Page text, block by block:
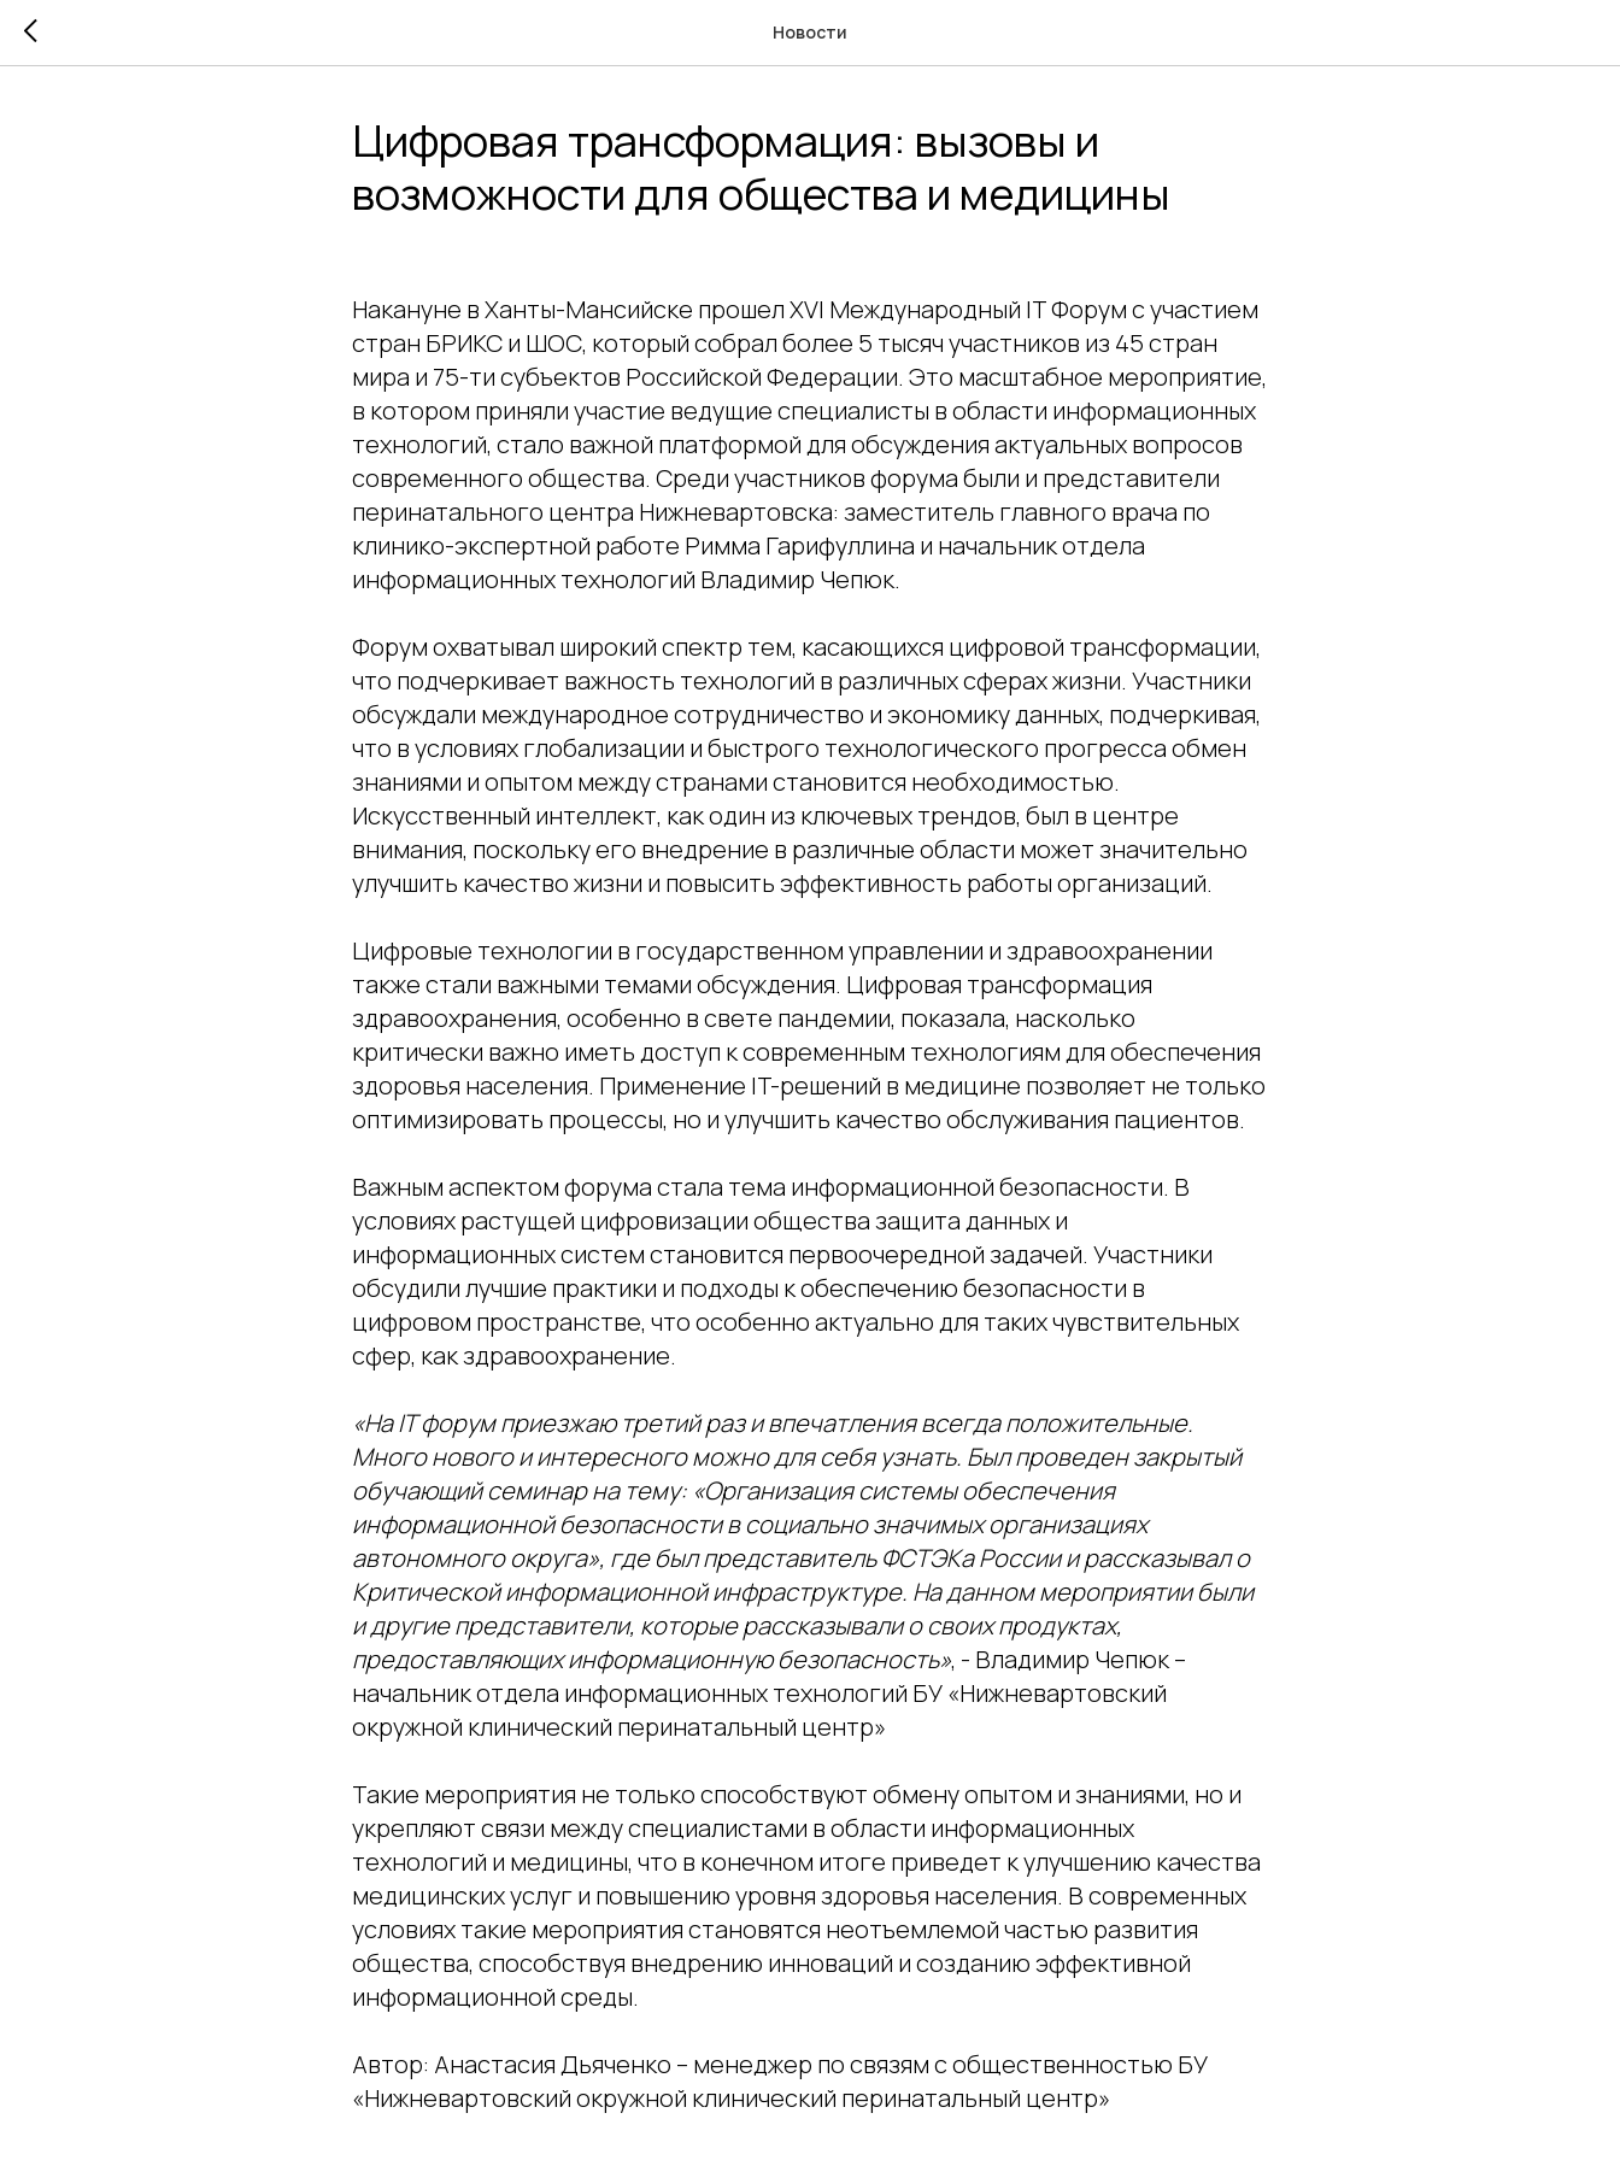
Новости
Цифровая трансформация: вызовы и
возможности для общества и медицины
Накануне в Ханты-Мансийске прошел XVI Международный IT Форум с участием
стран БРИКС и ШОС, который собрал более 5 тысяч участников из 45 стран
мира и 75-ти субъектов Российской Федерации. Это масштабное мероприятие,
в котором приняли участие ведущие специалисты в области информационных
технологий, стало важной платформой для обсуждения актуальных вопросов
современного общества. Среди участников форума были и представители
перинатального центра Нижневартовска: заместитель главного врача по
клинико-экспертной работе Римма Гарифуллина и начальник отдела
информационных технологий Владимир Чепюк.
Форум охватывал широкий спектр тем, касающихся цифровой трансформации,
что подчеркивает важность технологий в различных сферах жизни. Участники
обсуждали международное сотрудничество и экономику данных, подчеркивая,
что в условиях глобализации и быстрого технологического прогресса обмен
знаниями и опытом между странами становится необходимостью.
Искусственный интеллект, как один из ключевых трендов, был в центре
внимания, поскольку его внедрение в различные области может значительно
улучшить качество жизни и повысить эффективность работы организаций.
Цифровые технологии в государственном управлении и здравоохранении
также стали важными темами обсуждения. Цифровая трансформация
здравоохранения, особенно в свете пандемии, показала, насколько
критически важно иметь доступ к современным технологиям для обеспечения
здоровья населения. Применение IT-решений в медицине позволяет не только
оптимизировать процессы, но и улучшить качество обслуживания пациентов.
Важным аспектом форума стала тема информационной безопасности. В
условиях растущей цифровизации общества защита данных и
информационных систем становится первоочередной задачей. Участники
обсудили лучшие практики и подходы к обеспечению безопасности в
цифровом пространстве, что особенно актуально для таких чувствительных
сфер, как здравоохранение.
«На IT форум приезжаю третий раз и впечатления всегда положительные.
Много нового и интересного можно для себя узнать. Был проведен закрытый
обучающий семинар на тему: «Организация системы обеспечения
информационной безопасности в социально значимых организациях
автономного округа», где был представитель ФСТЭКа России и рассказывал о
Критической информационной инфраструктуре. На данном мероприятии были
и другие представители, которые рассказывали о своих продуктах,
предоставляющих информационную безопасность», - Владимир Чепюк –
начальник отдела информационных технологий БУ «Нижневартовский
окружной клинический перинатальный центр»
Такие мероприятия не только способствуют обмену опытом и знаниями, но и
укрепляют связи между специалистами в области информационных
технологий и медицины, что в конечном итоге приведет к улучшению качества
медицинских услуг и повышению уровня здоровья населения. В современных
условиях такие мероприятия становятся неотъемлемой частью развития
общества, способствуя внедрению инноваций и созданию эффективной
информационной среды.
Автор: Анастасия Дьяченко – менеджер по связям с общественностью БУ
«Нижневартовский окружной клинический перинатальный центр»